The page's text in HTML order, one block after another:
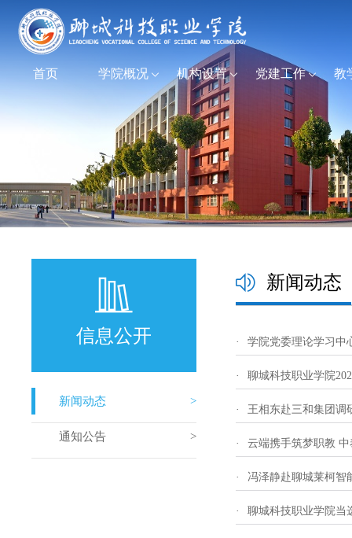
首页 学院概况 机构设置 党建工作 教
信息公开
新闻动态
通知公告
新闻动态
· 学院党委理论学习中
· 聊城科技职业学院
· 王相东赴三和集团调
· 云端携手筑梦职教
· 冯泽静赴聊城莱柯智
· 聊城科技职业学院当